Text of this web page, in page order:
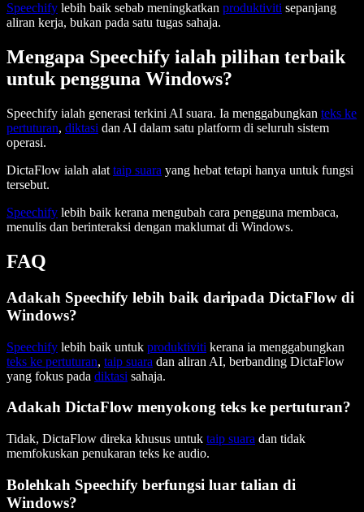
Speechify lebih baik sebab meningkatkan produktiviti sepanjang
aliran kerja, bukan pada satu tugas sahaja.
Mengapa Speechify ialah pilihan terbaik
untuk pengguna Windows?
Speechify ialah generasi terkini AI suara. Ia menggabungkan teks ke
pertuturan, diktasi dan AI dalam satu platform di seluruh sistem
operasi.
DictaFlow ialah alat taip suara yang hebat tetapi hanya untuk fungsi
tersebut.
Speechify lebih baik kerana mengubah cara pengguna membaca,
menulis dan berinteraksi dengan maklumat di Windows.
FAQ
Adakah Speechify lebih baik daripada DictaFlow di
Windows?
Speechify lebih baik untuk produktiviti kerana ia menggabungkan
teks ke pertuturan, taip suara dan aliran AI, berbanding DictaFlow
yang fokus pada diktasi sahaja.
Adakah DictaFlow menyokong teks ke pertuturan?
Tidak, DictaFlow direka khusus untuk taip suara dan tidak
memfokuskan penukaran teks ke audio.
Bolehkah Speechify berfungsi luar talian di
Windows?